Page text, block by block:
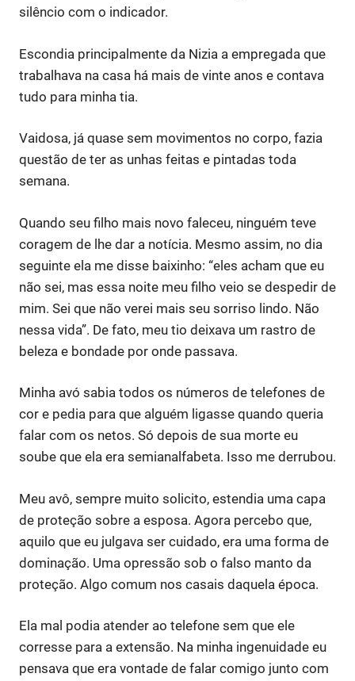
silêncio com o indicador.
Escondia principalmente da Nizia a empregada que
trabalhava na casa há mais de vinte anos e contava
tudo para minha tia.
Vaidosa, já quase sem movimentos no corpo, fazia
questão de ter as unhas feitas e pintadas toda
semana.
Quando seu filho mais novo faleceu, ninguém teve
coragem de lhe dar a notícia. Mesmo assim, no dia
seguinte ela me disse baixinho: “eles acham que eu
não sei, mas essa noite meu filho veio se despedir de
mim. Sei que não verei mais seu sorriso lindo. Não
nessa vida”. De fato, meu tio deixava um rastro de
beleza e bondade por onde passava.
Minha avó sabia todos os números de telefones de
cor e pedia para que alguém ligasse quando queria
falar com os netos. Só depois de sua morte eu
soube que ela era semianalfabeta. Isso me derrubou.
Meu avô, sempre muito solicito, estendia uma capa
de proteção sobre a esposa. Agora percebo que,
aquilo que eu julgava ser cuidado, era uma forma de
dominação. Uma opressão sob o falso manto da
proteção. Algo comum nos casais daquela época.
Ela mal podia atender ao telefone sem que ele
corresse para a extensão. Na minha ingenuidade eu
pensava que era vontade de falar comigo junto com